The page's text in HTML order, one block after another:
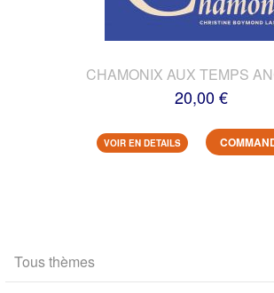
CHAMONIX AUX TEMPS
20,00 €
VOIR EN DETAILS